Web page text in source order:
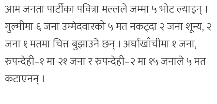
आम जनता पार्टीका पवित्रा मल्लले जम्मा ५ भोट ल्याइन् ।
गुल्मीमा ६ जना उम्मेदवारको ५ मत नकट्दा २ जना शून्य, २
जना १ मतमा चित्त बुझाउने छन् । अर्घाखाँचीमा १ जना,
रुपन्देही–१ मा २१ जना र रुपन्देही–२ मा १५ जनाले ५ मत
कटाएनन् ।